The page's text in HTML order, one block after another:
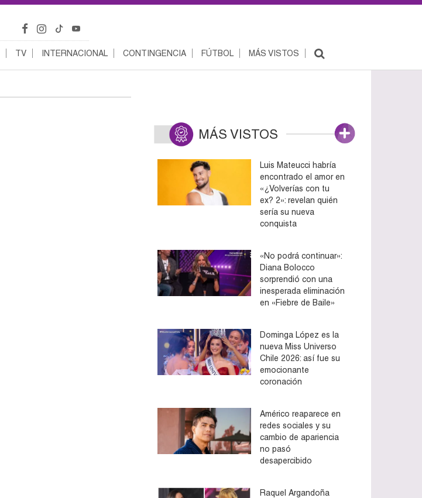
TV INTERNACIONAL CONTINGENCIA FÚTBOL MÁS VISTOS
MÁS VISTOS
Luis Mateucci habría
encontrado el amor en
«¿Volverías con tu
ex? 2»: revelan quién
sería su nueva
conquista
«No podrá continuar»:
Diana Bolocco
sorprendió con una
inesperada eliminación
en «Fiebre de Baile»
Dominga López es la
nueva Miss Universo
Chile 2026: así fue su
emocionante
coronación
Américo reaparece en
redes sociales y su
cambio de apariencia
no pasó
desapercibido
Raquel Argandoña